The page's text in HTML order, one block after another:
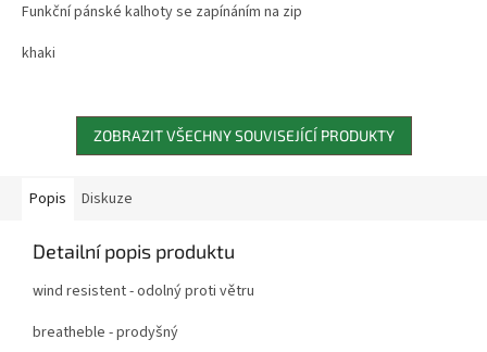
Funkční pánské kalhoty se zapínáním na zip
khaki
ZOBRAZIT VŠECHNY SOUVISEJÍCÍ PRODUKTY
Popis Diskuze
Detailní popis produktu
wind resistent - odolný proti větru
breatheble - prodyšný